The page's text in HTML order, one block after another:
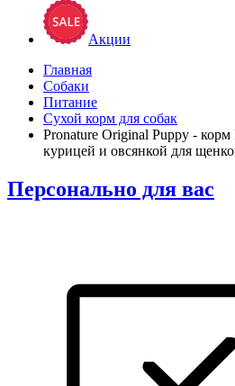
Акции
Главная
Собаки
Питание
Сухой корм для собак
Pronature Original Puppy -
курицей и овсянкой для
Персонально для вас